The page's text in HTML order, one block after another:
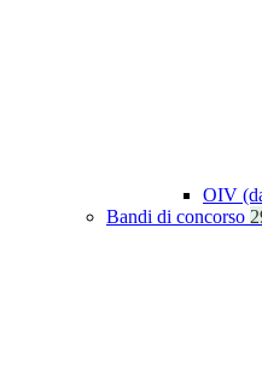
OIV
Bandi di concorso